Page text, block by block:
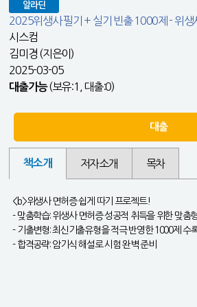
알라딘
2025위생사 필기 + 실기 빈출 1000제 - 위생
시스컴
김미경 (지은이)
2025-03-05
대출가능(보유:1, 대출:0)
대출
책소개 저자소개 목차
<b>위생사 면허증 쉽게 따기 프로젝트!
- 맞춤학습: 위생사 면허증 성공적 취득을 위한 맞춤
- 기출변형: 최신기출유형을 적극 반영한 1000제 수
- 합격공략: 암기식 해설로 시험 완벽 준비